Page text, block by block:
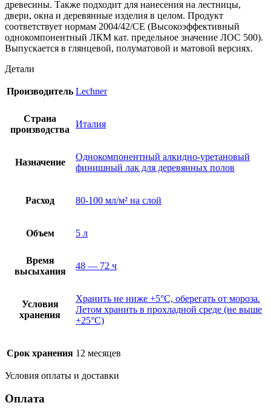
древесины. Также подходит для нанесения на лестницы,
двери, окна и деревянные изделия в целом. Продукт
соответствует нормам 2004/42/CE (Высокоэффективный
однокомпонентный ЛКМ кат. предельное значение ЛОС 500).
Выпускается в глянцевой, полуматовой и матовой версиях.
Детали
Производитель Lechner
Страна
производства
Италия
Назначение
Однокомпонентный алкидно-уретановый
финишный лак для деревянных полов
Расход 80-100 мл/м² на слой
Объем 5 л
Время
высыхания
48 — 72 ч
Условия
хранения
Хранить не ниже +5°C, оберегать от мороза.
Летом хранить в прохладной среде (не выше
+25°C)
Срок хранения 12 месяцев
Условия оплаты и доставки
Оплата